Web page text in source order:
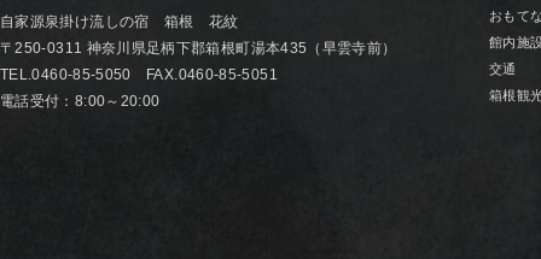
自家源泉掛け流しの宿 箱根 花紋
〒250-0311 神奈川県足柄下郡箱根町湯本435（早雲寺前）
TEL.0460-85-5050 FAX.0460-85-5051
電話受付：8:00～20:00
おもて
館内施
交通
箱根観